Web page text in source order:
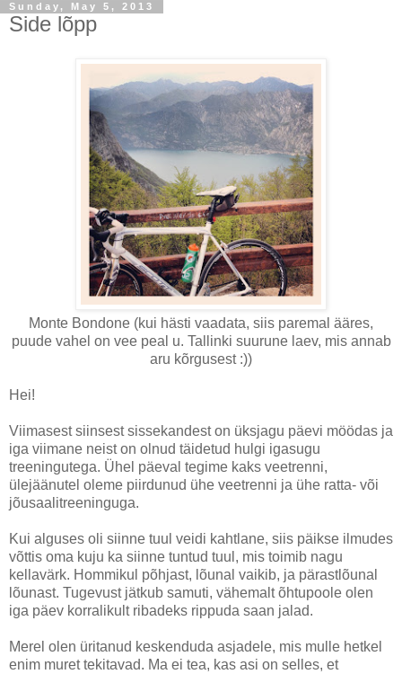
Sunday, May 5, 2013
Side lõpp
Monte Bondone (kui hästi vaadata, siis paremal ääres,
puude vahel on vee peal u. Tallinki suurune laev, mis annab
aru kõrgusest :))
Hei!
Viimasest siinsest sissekandest on üksjagu päevi möödas ja
iga viimane neist on olnud täidetud hulgi igasugu
treeningutega. Ühel päeval tegime kaks veetrenni,
ülejäänutel oleme piirdunud ühe veetrenni ja ühe ratta- või
jõusaalitreeninguga.
Kui alguses oli siinne tuul veidi kahtlane, siis päikse ilmudes
võttis oma kuju ka siinne tuntud tuul, mis toimib nagu
kellavärk. Hommikul põhjast, lõunal vaikib, ja pärastlõunal
lõunast. Tugevust jätkub samuti, vähemalt õhtupoole olen
iga päev korralikult ribadeks rippuda saan jalad.
Merel olen üritanud keskenduda asjadele, mis mulle hetkel
enim muret tekitavad. Ma ei tea, kas asi on selles, et